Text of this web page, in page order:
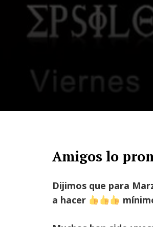
Amigos lo
Dijimos que para
a hacer